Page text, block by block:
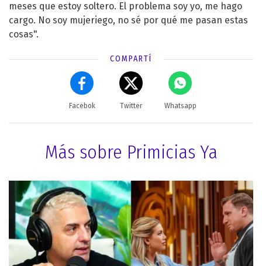
meses que estoy soltero. El problema soy yo, me hago
cargo. No soy mujeriego, no sé por qué me pasan estas
cosas".
COMPARTÍ
Facebok Twitter Whatsapp
Más sobre Primicias Ya